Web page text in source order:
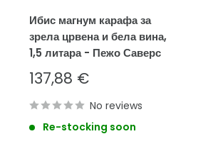
Ибис магнум карафа за
зрела црвена и бела вина,
1,5 литара - Пежо Саверс
Sale
price
137,88 €
No reviews
Re-stocking soon